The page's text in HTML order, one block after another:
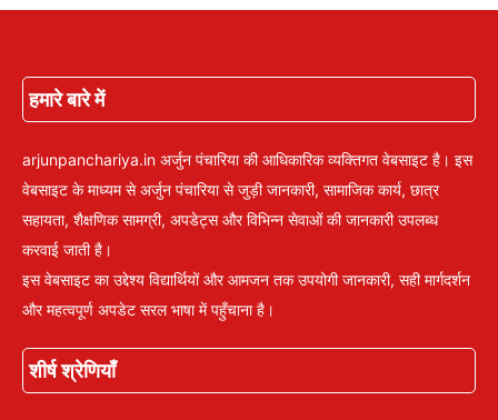
हमारे बारे में
arjunpanchariya.in अर्जुन पंचारिया की आधिकारिक व्यक्तिगत वेबसाइट है। इस
वेबसाइट के माध्यम से अर्जुन पंचारिया से जुड़ी जानकारी, सामाजिक कार्य, छात्र
सहायता, शैक्षणिक सामग्री, अपडेट्स और विभिन्न सेवाओं की जानकारी उपलब्ध
करवाई जाती है।
इस वेबसाइट का उद्देश्य विद्यार्थियों और आमजन तक उपयोगी जानकारी, सही मार्गदर्शन
और महत्वपूर्ण अपडेट सरल भाषा में पहुँचाना है।
शीर्ष श्रेणियाँ